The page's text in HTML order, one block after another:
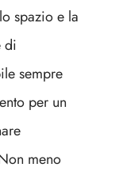
spazio e la
di
sempre
per un
meno